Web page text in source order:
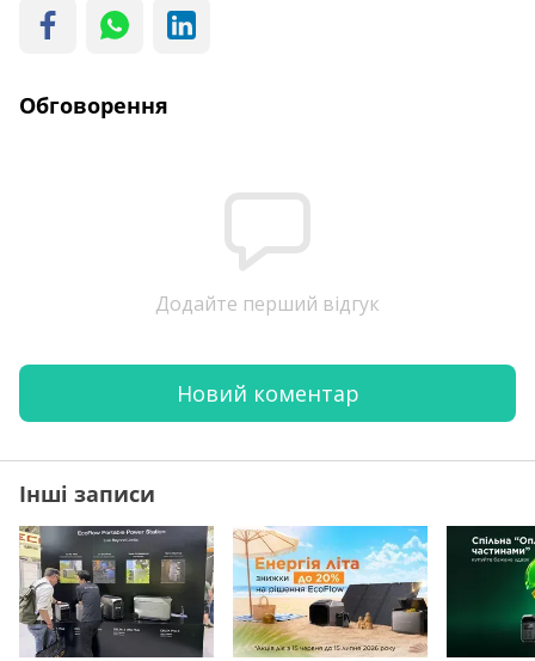
Обговорення
Додайте перший відгук
Новий коментар
Інші записи